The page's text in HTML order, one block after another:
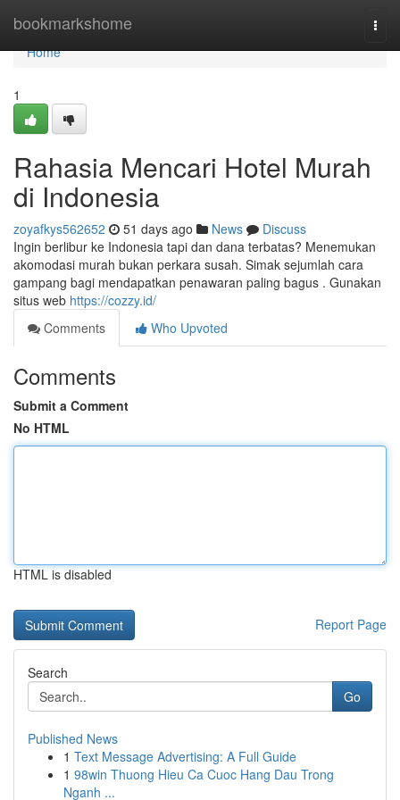
bookmarkshome
Home
Home
1
Rahasia Mencari Hotel Murah
di Indonesia
zoyafkys562652 51 days ago News
Discuss
Ingin berlibur ke Indonesia tapi dan dana terbatas? Menemukan
akomodasi murah bukan perkara susah. Simak sejumlah cara
gampang bagi mendapatkan penawaran paling bagus . Gunakan
situs web https://cozzy.id/
Comments
Who Upvoted
Comments
Submit a Comment
No HTML
HTML is disabled
Report Page
Search
Go
Published News
1 Text Message Advertising: A Full Guide
1 98win Thuong Hieu Ca Cuoc Hang Dau Trong
Nganh ...